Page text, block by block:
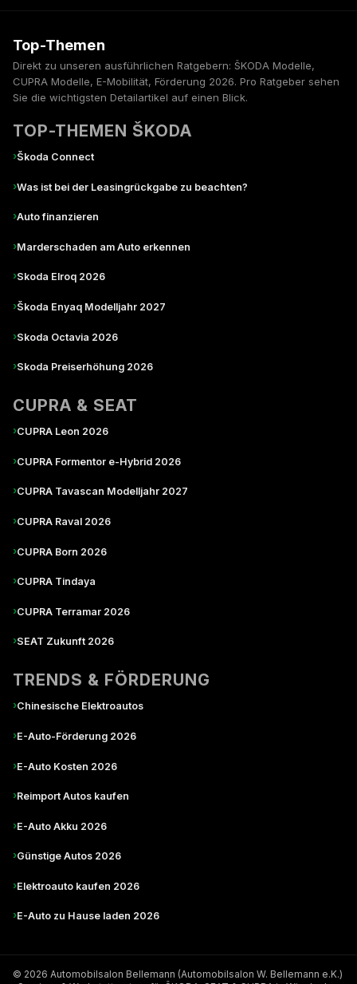
Top-Themen
Direkt zu unseren ausführlichen Ratgebern: ŠKODA Modelle,
CUPRA Modelle, E-Mobilität, Förderung 2026. Pro Ratgeber sehen
Sie die wichtigsten Detailartikel auf einen Blick.
TOP-THEMEN ŠKODA
›Škoda Connect
›Was ist bei der Leasingrückgabe zu beachten?
›Auto finanzieren
›Marderschaden am Auto erkennen
›Skoda Elroq 2026
›Škoda Enyaq Modelljahr 2027
›Skoda Octavia 2026
›Skoda Preiserhöhung 2026
CUPRA & SEAT
›CUPRA Leon 2026
›CUPRA Formentor e-Hybrid 2026
›CUPRA Tavascan Modelljahr 2027
›CUPRA Raval 2026
›CUPRA Born 2026
›CUPRA Tindaya
›CUPRA Terramar 2026
›SEAT Zukunft 2026
TRENDS & FÖRDERUNG
›Chinesische Elektroautos
›E-Auto-Förderung 2026
›E-Auto Kosten 2026
›Reimport Autos kaufen
›E-Auto Akku 2026
›Günstige Autos 2026
›Elektroauto kaufen 2026
›E-Auto zu Hause laden 2026
© 2026 Automobilsalon Bellemann (Automobilsalon W. Bellemann e.K.)